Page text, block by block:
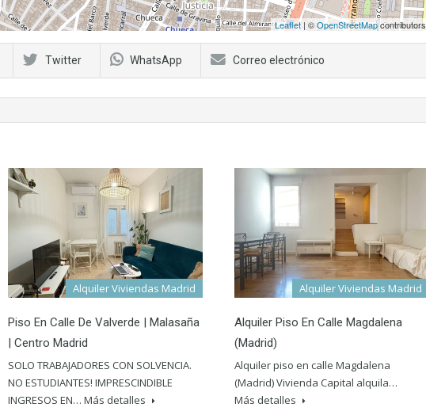
Leaflet| ©OpenStreetMapcontributors
Twitter WhatsApp Correo electrónico
Alquiler Viviendas Madrid
Piso En Calle De Valverde | Malasaña
| Centro Madrid
SOLO TRABAJADORES CON SOLVENCIA.
NO ESTUDIANTES! IMPRESCINDIBLE
INGRESOS EN… Más detalles
Alquiler Viviendas Madrid
Alquiler Piso En Calle Magdalena
(Madrid)
Alquiler piso en calle Magdalena
(Madrid) Vivienda Capital alquila…
Más detalles